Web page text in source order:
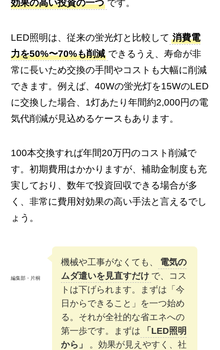
効果の高い投資の一つ です。
LED照明は、従来の蛍光灯と比較して 消費電
力を50%〜70%も削減 できるうえ、寿命が非
常に長いため交換の手間やコストも大幅に削減
できます。例えば、40Wの蛍光灯を15WのLED
に交換した場合、1灯あたり年間約2,000円の電
気代削減が見込めるケースもあります。
100本交換すれば年間20万円のコスト削減で
す。初期費用はかかりますが、補助金制度も充
実しており、数年で投資回収できる場合が多
く、非常に費用対効果の高い手法と言えるでし
ょう。
編集部・片桐
機械や工事がなくても、
電気の
ムダ遣いを見直すだけ で、コス
トは下げられます。まずは「今
日からできること」を一つ始め
る。それが全社的な省エネへの
第一歩です。まずは
「LED照明
から」
。効果が見えやすく、社